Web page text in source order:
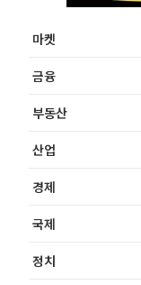
마켓
금융
부동산
산업
경제
국제
정치